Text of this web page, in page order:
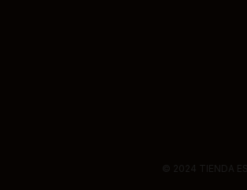
© 2024 TIENDA